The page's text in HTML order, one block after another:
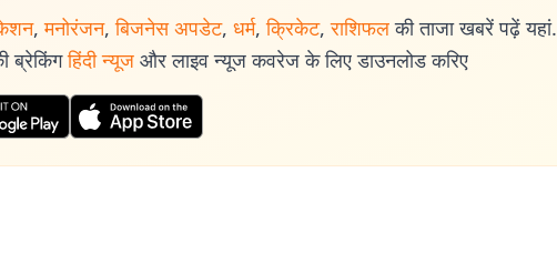
, मनोरंजन, बिजनेस अपडेट, धर्म, क्रिकेट, राशिफल की ताजा खबरें पढ़ें यहां.
ब्रेकिंग हिंदी न्यूज और लाइव न्यूज कवरेज के लिए डाउनलोड करिए